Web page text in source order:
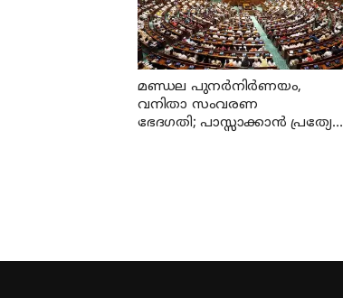
മണ്ഡല പുനർനിർണയം,
വനിതാ സംവരണ
ഭേദഗതി; പാസ്സാക്കാൻ പ്രത്യേക